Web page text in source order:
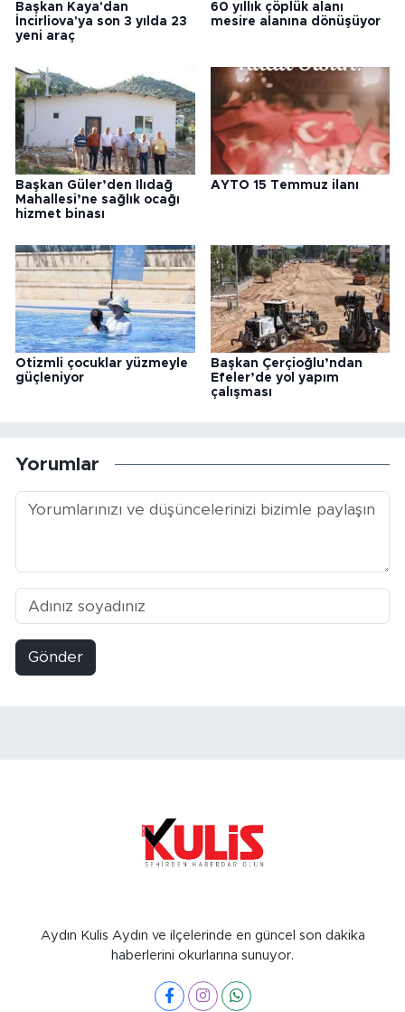
Başkan Kaya'dan
İncirliova'ya son 3 yılda 23
yeni araç
60 yıllık çöplük alanı
mesire alanına dönüşüyor
Başkan Güler’den Ilıdağ
Mahallesi’ne sağlık ocağı
hizmet binası
AYTO 15 Temmuz ilanı
Otizmli çocuklar yüzmeyle
güçleniyor
Başkan Çerçioğlu’ndan
Efeler’de yol yapım
çalışması
Yorumlar
Gönder
Aydın Kulis Aydın ve ilçelerinde en güncel son dakika
haberlerini okurlarına sunuyor.